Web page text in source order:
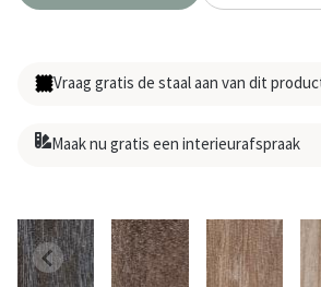
Vraag gratis de staal aan van dit
Maak nu gratis een interieurafspraak